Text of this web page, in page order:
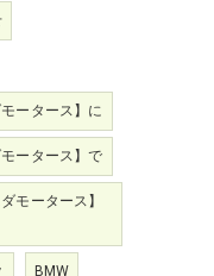
ータース】に
ータース】で
モータース】
BMW